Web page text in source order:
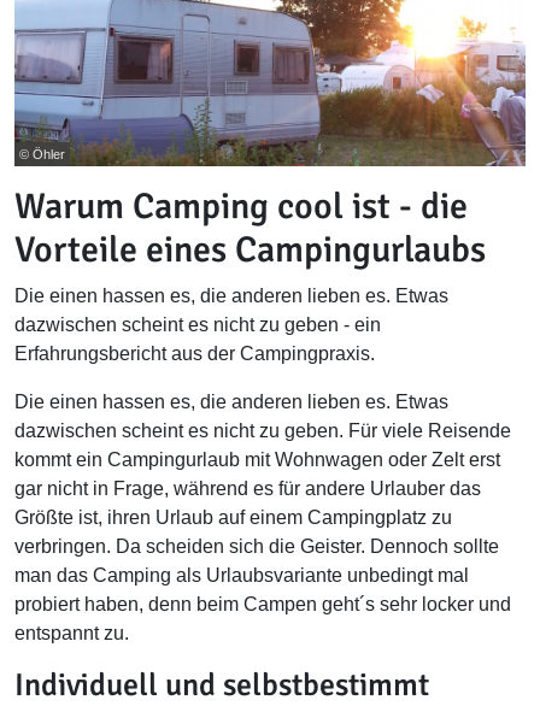
© Öhler
Warum Camping cool ist - die
Vorteile eines Campingurlaubs
Die einen hassen es, die anderen lieben es. Etwas
dazwischen scheint es nicht zu geben - ein
Erfahrungsbericht aus der Campingpraxis.
Die einen hassen es, die anderen lieben es. Etwas
dazwischen scheint es nicht zu geben. Für viele Reisende
kommt ein Campingurlaub mit Wohnwagen oder Zelt erst
gar nicht in Frage, während es für andere Urlauber das
Größte ist, ihren Urlaub auf einem Campingplatz zu
verbringen. Da scheiden sich die Geister. Dennoch sollte
man das Camping als Urlaubsvariante unbedingt mal
probiert haben, denn beim Campen geht´s sehr locker und
entspannt zu.
Individuell und selbstbestimmt